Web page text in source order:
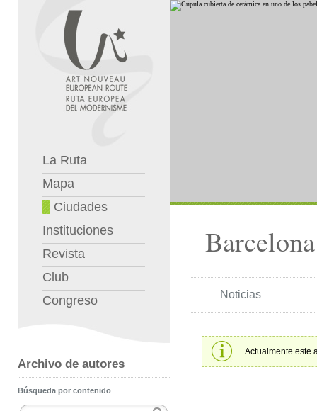
La Ruta
Mapa
Ciudades
Instituciones
Revista
Club
Congreso
Archivo de autores
Búsqueda por contenido
Barcelona
Noticias
Actualmente este